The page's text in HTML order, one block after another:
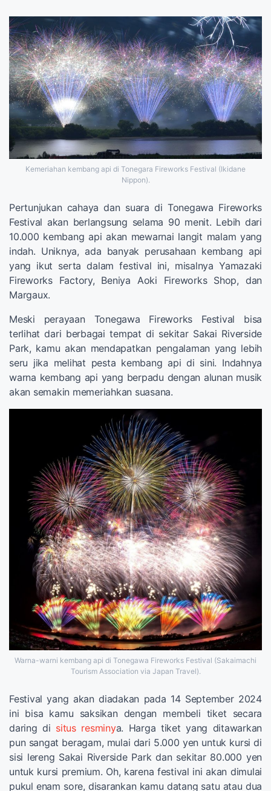
Kemeriahan kembang api di Tonegara Fireworks Festival (Ikidane
Nippon).
Pertunjukan cahaya dan suara di Tonegawa Fireworks
Festival akan berlangsung selama 90 menit. Lebih dari
10.000 kembang api akan mewarnai langit malam yang
indah. Uniknya, ada banyak perusahaan kembang api
yang ikut serta dalam festival ini, misalnya Yamazaki
Fireworks Factory, Beniya Aoki Fireworks Shop, dan
Margaux.
Meski perayaan Tonegawa Fireworks Festival bisa
terlihat dari berbagai tempat di sekitar Sakai Riverside
Park, kamu akan mendapatkan pengalaman yang lebih
seru jika melihat pesta kembang api di sini. Indahnya
warna kembang api yang berpadu dengan alunan musik
akan semakin memeriahkan suasana.
Warna-warni kembang api di Tonegawa Fireworks Festival (Sakaimachi
Tourism Association via Japan Travel).
Festival yang akan diadakan pada 14 September 2024
ini bisa kamu saksikan dengan membeli tiket secara
daring di situs resminya. Harga tiket yang ditawarkan
pun sangat beragam, mulai dari 5.000 yen untuk kursi di
sisi lereng Sakai Riverside Park dan sekitar 80.000 yen
untuk kursi premium. Oh, karena festival ini akan dimulai
pukul enam sore, disarankan kamu datang satu atau dua